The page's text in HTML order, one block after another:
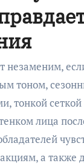
незаменим,
тоном,
тонкой
лица
а также